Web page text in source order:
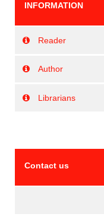
INFORMATION
Reader
Author
Librarians
Contact us